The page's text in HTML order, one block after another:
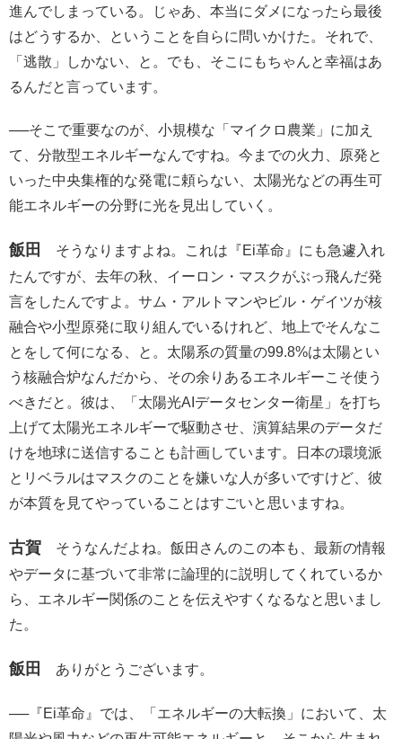
進んでしまっている。じゃあ、本当にダメになったら最後
はどうするか、ということを自らに問いかけた。それで、
「逃散」しかない、と。でも、そこにもちゃんと幸福はあ
るんだと言っています。
──そこで重要なのが、小規模な「マイクロ農業」に加え
て、分散型エネルギーなんですね。今までの火力、原発と
いった中央集権的な発電に頼らない、太陽光などの再生可
能エネルギーの分野に光を見出していく。
飯田
そうなりますよね。これは『Ei革命』にも急遽入れ
たんですが、去年の秋、イーロン・マスクがぶっ飛んだ発
言をしたんですよ。サム・アルトマンやビル・ゲイツが核
融合や小型原発に取り組んでいるけれど、地上でそんなこ
とをして何になる、と。太陽系の質量の99.8%は太陽とい
う核融合炉なんだから、その余りあるエネルギーこそ使う
べきだと。彼は、「太陽光AIデータセンター衛星」を打ち
上げて太陽光エネルギーで駆動させ、演算結果のデータだ
けを地球に送信することも計画しています。日本の環境派
とリベラルはマスクのことを嫌いな人が多いですけど、彼
が本質を見てやっていることはすごいと思いますね。
古賀 そうなんだよね。飯田さんのこの本も、最新の情報
やデータに基づいて非常に論理的に説明してくれているか
ら、エネルギー関係のことを伝えやすくなるなと思いまし
た。
飯田 ありがとうございます。
──『Ei革命』では、「エネルギーの大転換」において、太